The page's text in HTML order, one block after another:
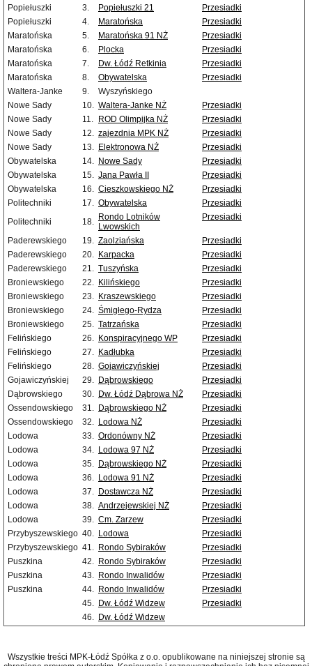
Popiełuszki
3. Popiełuszki 21
Przesiadki
Popiełuszki
4. Maratońska
Przesiadki
Maratońska
5. Maratońska 91 NŻ
Przesiadki
Maratońska
6. Plocka
Przesiadki
Maratońska
7. Dw. Łódź Retkinia
Przesiadki
Maratońska
8. Obywatelska
Przesiadki
Waltera-Janke
9.
Wyszyńskiego
Nowe Sady
10. Waltera-Janke NŻ
Przesiadki
Nowe Sady
11. ROD Olimpijka NŻ
Przesiadki
Nowe Sady
12. zajezdnia MPK NŻ
Przesiadki
Nowe Sady
13. Elektronowa NŻ
Przesiadki
Obywatelska
14. Nowe Sady
Przesiadki
Obywatelska
15. Jana Pawła II
Przesiadki
Obywatelska
16. Cieszkowskiego NŻ
Przesiadki
Politechniki
17. Obywatelska
Przesiadki
Politechniki
18. Rondo Lotników
Lwowskich
Przesiadki
Paderewskiego 19. Zaolziańska
Przesiadki
Paderewskiego
20. Karpacka
Przesiadki
Paderewskiego
21. Tuszyńska
Przesiadki
Broniewskiego
22. Kilińskiego
Przesiadki
Broniewskiego
23. Kraszewskiego
Przesiadki
Broniewskiego
24. Śmigłego-Rydza
Przesiadki
Broniewskiego
25. Tatrzańska
Przesiadki
Felińskiego
26. Konspiracyjnego WP
Przesiadki
Felińskiego
27. Kadłubka
Przesiadki
Felińskiego
28. Gojawiczyńskiej
Przesiadki
Gojawiczyńskiej
29. Dąbrowskiego
Przesiadki
Dąbrowskiego
30. Dw. Łódź Dąbrowa NŻ
Przesiadki
Ossendowskiego
31. Dąbrowskiego NŻ
Przesiadki
Ossendowskiego
32. Lodowa NŻ
Przesiadki
Lodowa
33. Ordonówny NŻ
Przesiadki
Lodowa
34. Lodowa 97 NŻ
Przesiadki
Lodowa
35. Dąbrowskiego NŻ
Przesiadki
Lodowa
36. Lodowa 91 NŻ
Przesiadki
Lodowa
37. Dostawcza NŻ
Przesiadki
Lodowa
38. Andrzejewskiej NŻ
Przesiadki
Lodowa
39. Cm. Zarzew
Przesiadki
Przybyszewskiego 40. Lodowa
Przesiadki
Przybyszewskiego 41. Rondo Sybiraków
Przesiadki
Puszkina
42. Rondo Sybiraków
Przesiadki
Puszkina
43. Rondo Inwalidów
Przesiadki
Puszkina
44. Rondo Inwalidów
Przesiadki
45. Dw. Łódź Widzew
Przesiadki
46. Dw. Łódź Widzew
Wszystkie treści MPK-Łódź Spółka z o.o. opublikowane na niniejszej stronie są